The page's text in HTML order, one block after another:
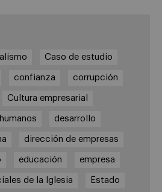
Caso de estudio
confianza corrupción
Cultura empresarial
desarrollo
dirección de empresas
educación empresa
de la Iglesia Estado